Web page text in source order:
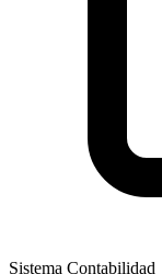
Sistema Contabilidad